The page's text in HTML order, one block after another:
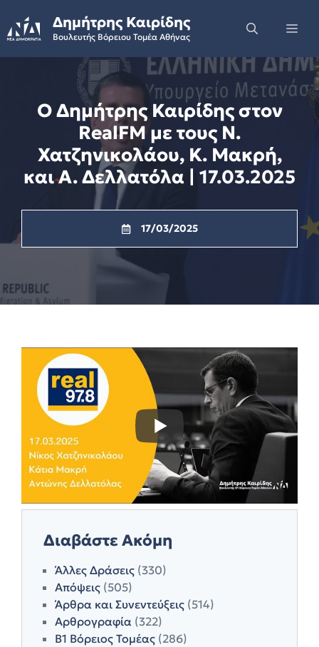
to
content
Δημήτρης Καιρίδης
Βουλευτής Βόρειου Τομέα Αθήνας
Ο Δημήτρης Καιρίδης στον
RealFM με τους Ν.
Χατζηνικολάου, Κ. Μακρή,
και Α. Δελλατόλα | 17.03.2025
17/03/2025
Διαβάστε Ακόμη
Άλλες Δράσεις (330)
Απόψεις (505)
Άρθρα και Συνεντεύξεις (514)
Αρθρογραφία (322)
Β1 Βόρειος Τομέας (286)